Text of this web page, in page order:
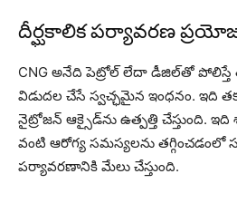
దీర్ఘకాలిక పర్యావరణ
CNG అనేది పెట్రోల్ లేదా డీజిల్‌తో పోలిస్తే
విడుదల చేసే స్వచ్ఛమైన ఇంధనం. ఇది
నైట్రోజన్ ఆక్సైడ్‌ను ఉత్పత్తి చేస్తుంది.
వంటి ఆరోగ్య సమస్యలను తగ్గించడంలో
ప‌ర్యావర‌ణానికి మేలు చేస్తుంది.